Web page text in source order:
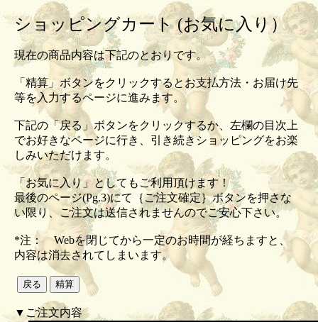
ショッピングカート (お気に入り）
現在の商品内容は下記のとおりです。
「精算」ボタンをクリックするとお支払方法・お届け先
等を入力するページに進みます。
下記の「戻る」ボタンをクリックするか、左欄の目次上
でお好きなページに行き、引き続きショッピングをお楽
しみいただけます。
「お気に入り」としてもご利用頂けます！
最後のページ(Pg.3)にて｛ご注文確定｝ボタンを押さな
い限り、ご注文は送信されませんのでご安心下さい。
*注： Webを閉じてから一定のお時間が経ちますと、
内容は消去されてしまいます。
▼ご注文内容